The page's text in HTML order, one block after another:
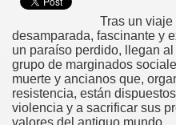
Tras un viaje
desamparada, fascinante y
un paraíso perdido, llegan
grupo de marginados
muerte y ancianos que,
resistencia, están
violencia y a sacrificar sus
valores del antiguo mundo.